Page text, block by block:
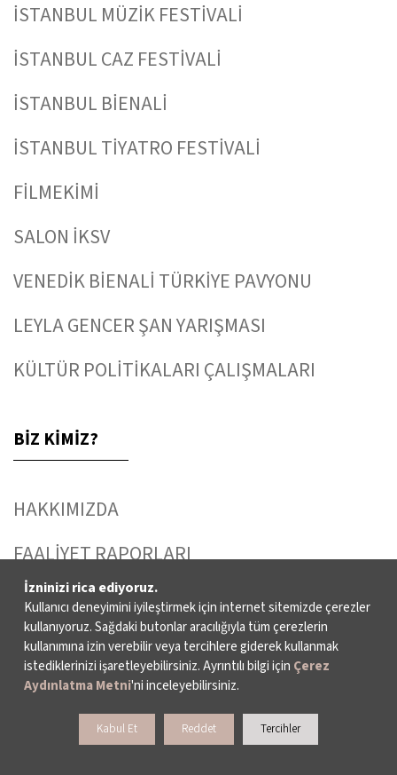
İSTANBUL MÜZİK FESTİVALİ
İSTANBUL CAZ FESTİVALİ
İSTANBUL BİENALİ
İSTANBUL TİYATRO FESTİVALİ
FİLMEKİMİ
SALON İKSV
VENEDİK BİENALİ TÜRKİYE PAVYONU
LEYLA GENCER ŞAN YARIŞMASI
KÜLTÜR POLİTİKALARI ÇALIŞMALARI
BİZ KİMİZ?
HAKKIMIZDA
FAALİYET RAPORLARI
YAYINLAR
İKSV’DE ÇALIŞMAK
BASIN
İzninizi rica ediyoruz.
Kullanıcı deneyimini iyileştirmek için internet sitemizde çerezler
kullanıyoruz. Sağdaki butonlar aracılığıyla tüm çerezlerin
kullanımına izin verebilir veya tercihlere giderek kullanmak
istediklerinizi işaretleyebilirsiniz. Ayrıntılı bilgi için Çerez
Aydınlatma Metni'ni inceleyebilirsiniz.
Kabul Et Reddet Tercihler